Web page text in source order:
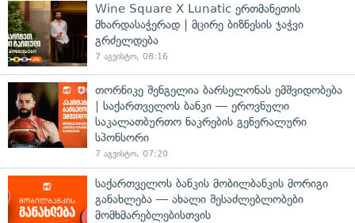
Wine Square X Lunatic ერთმანეთის
მხარდასაჭერად | მცირე ბიზნესის ჯაჭვი
გრძელდება
7 აგვისტო, 08:16
თორნიკე შენგელია ბარსელონას ემშვიდობება
| საქართველოს ბანკი — ეროვნული
საკალათბურთო ნაკრების გენერალური
სპონსორი
7 აგვისტო, 07:20
საქართველოს ბანკის მობილბანკის მორიგი
განახლება — ახალი შესაძლებლობები
მომხმარებლებისთვის